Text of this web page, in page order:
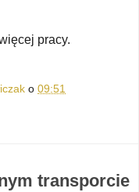
pracy.
o 09:51
transporcie